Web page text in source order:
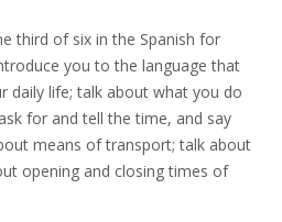
third of six in the Spanish for
you to the language that
daily life; talk about what you do
for and tell the time, and say
means of transport; talk about
opening and closing times of